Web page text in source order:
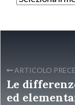
ARTICOLO
Le
ed